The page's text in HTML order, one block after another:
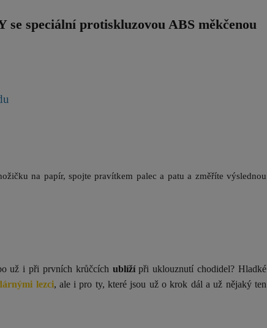
se speciální protiskluzovou ABS měkčenou
na papír, spojte pravítkem palec a patu a změříte výslednou
už i při prvních krůčcích ublížípři uklouznutí chodidel? Hladké
lezci, ale i pro ty, které jsou už o krok dál a už nějaký ten